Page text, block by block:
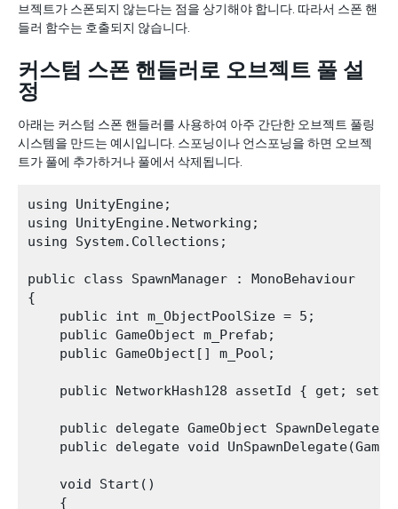
브젝트가 스폰되지 않는다는 점을 상기해야 합니다. 따라서 스폰 핸
들러 함수는 호출되지 않습니다.
커스텀 스폰 핸들러로 오브젝트 풀 설
정
아래는 커스텀 스폰 핸들러를 사용하여 아주 간단한 오브젝트 풀링
시스템을 만드는 예시입니다. 스포닝이나 언스포닝을 하면 오브젝
트가 풀에 추가하거나 풀에서 삭제됩니다.
using UnityEngine;
using UnityEngine.Networking;
using System.Collections;
public class SpawnManager : MonoBehaviour
{
    public int m_ObjectPoolSize = 5;
    public GameObject m_Prefab;
    public GameObject[] m_Pool;
public NetworkHash128 assetId { get; set;
public delegate GameObject
public delegate void
    void Start()
    {